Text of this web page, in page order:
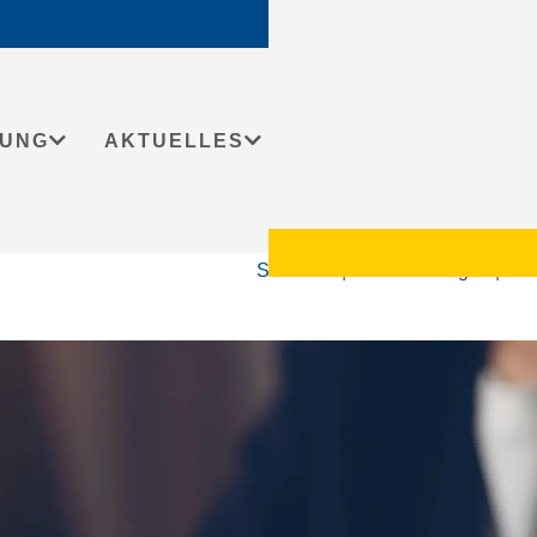
AKTUELLES
Startseite